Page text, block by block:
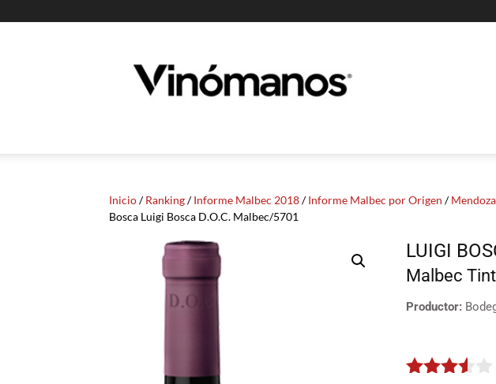
Vinomanos
Inicio/Ranking/Informe Malbec 2018/Informe Malbec por Origen /Mendoza
Bosca Luigi Bosca D.O.C. Malbec/5701
LUIGI
Malbec
Productor: